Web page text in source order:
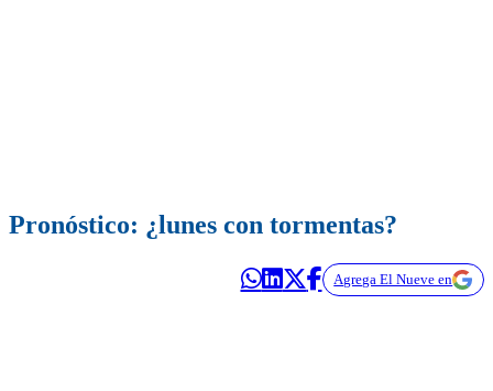
Pronóstico: ¿lunes con tormentas?
Agrega El Nueve en